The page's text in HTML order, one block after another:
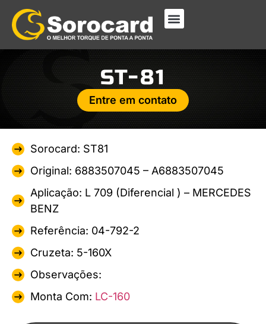
ST-81
Entre em contato
Sorocard: ST81
Original: 6883507045 – A6883507045
Aplicação: L 709 (Diferencial ) – MERCEDES
BENZ
Referência: 04-792-2
Cruzeta: 5-160X
Observações:
Monta Com: LC-160